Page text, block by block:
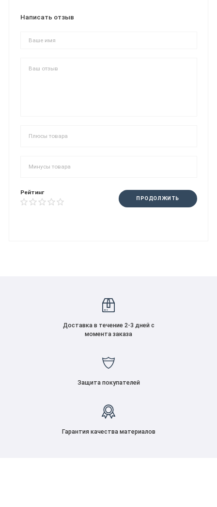
Написать отзыв
Рейтинг
ПРОДОЛЖИТЬ
Доставка в течение 2-3 дней с
момента заказа
Защита покупателей
Гарантия качества материалов